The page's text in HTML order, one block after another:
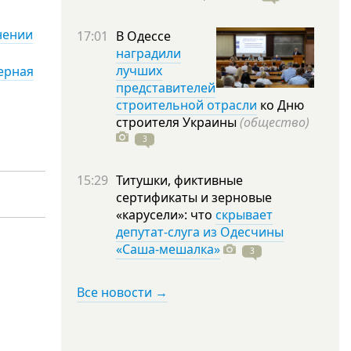
17:01
В Одессе
наградили
лучших
представителей
строительной отрасли ко Дню
строителя Украины (общество)
3
15:29 Титушки, фиктивные
сертификаты и зерновые
«карусели»: что скрывает
депутат-слуга из Одесчины
«Саша-мешалка»
3
Все новости →